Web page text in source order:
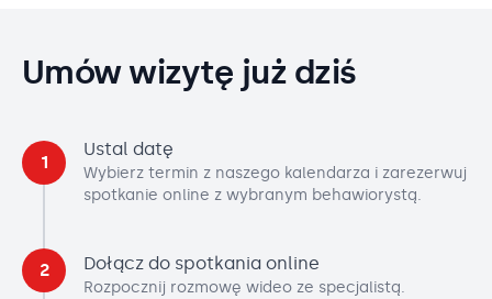
Umów wizytę już dziś
1
Ustal datę
Wybierz termin z naszego kalendarza i zarezerwuj
spotkanie online z wybranym behawiorystą.
2 Dołącz do spotkania online
Rozpocznij rozmowę wideo ze specjalistą.